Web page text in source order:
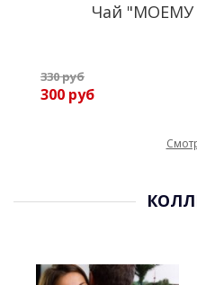
Чай
330руб
300 руб